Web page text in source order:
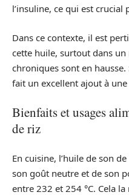
l’insuline, ce qui est
Dans ce contexte, il est
cette huile, surtout dans
chroniques sont en
fait un excellent ajout à
Bienfaits et usages
de riz
En cuisine, l’huile de son
son goût neutre et de son
entre 232 et 254 °C. Cela